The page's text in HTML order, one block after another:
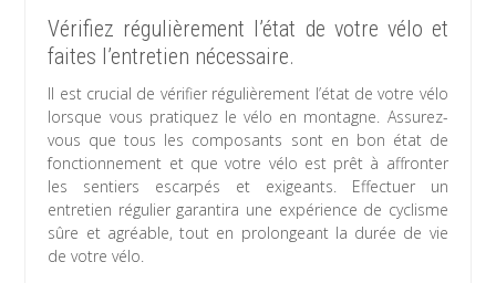
Vérifiez régulièrement l’état de votre vélo et
faites l’entretien nécessaire.
Il est crucial de vérifier régulièrement l’état de votre vélo
lorsque vous pratiquez le vélo en montagne. Assurez-
vous que tous les composants sont en bon état de
fonctionnement et que votre vélo est prêt à affronter
les sentiers escarpés et exigeants. Effectuer un
entretien régulier garantira une expérience de cyclisme
sûre et agréable, tout en prolongeant la durée de vie
de votre vélo.